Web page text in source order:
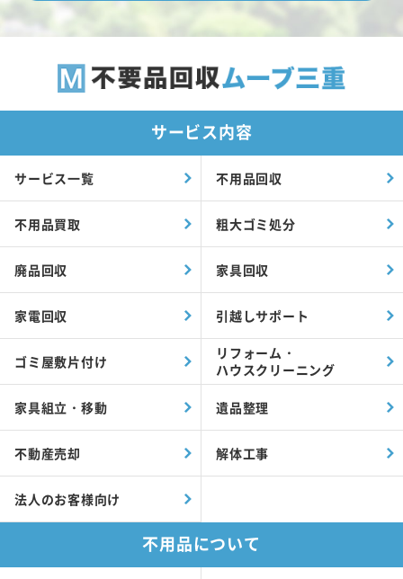
サービス内容
サービス一覧 不用品回収
不用品買取 粗大ゴミ処分
廃品回収 家具回収
家電回収 引越しサポート
ゴミ屋敷片付け
リフォーム・
ハウスクリーニング
家具組立・移動 遺品整理
不動産売却 解体工事
法人のお客様向け
不用品について